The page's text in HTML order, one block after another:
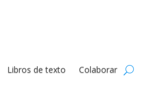
Libros de texto Colaborar